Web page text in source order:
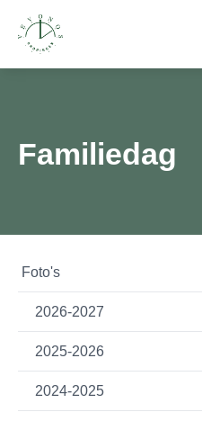
Familiedag
Foto's
2026-2027
2025-2026
2024-2025